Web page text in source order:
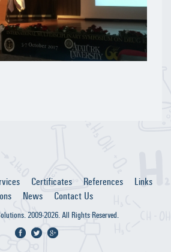
Certificates References
Links
News Contact Us
2009-2026. All Rights Reserved.